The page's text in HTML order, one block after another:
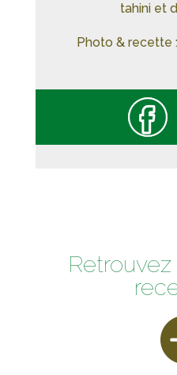
tahini et
Photo & recette :